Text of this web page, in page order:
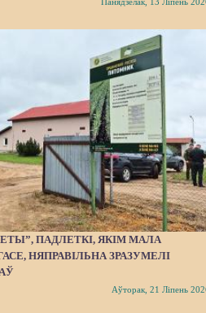
ПАДЛЕТКІ, ЯКІМ МАЛА
НЯПРАВІЛЬНА ЗРАЗУМЕЛІ
Аўторак, 21 Ліпень